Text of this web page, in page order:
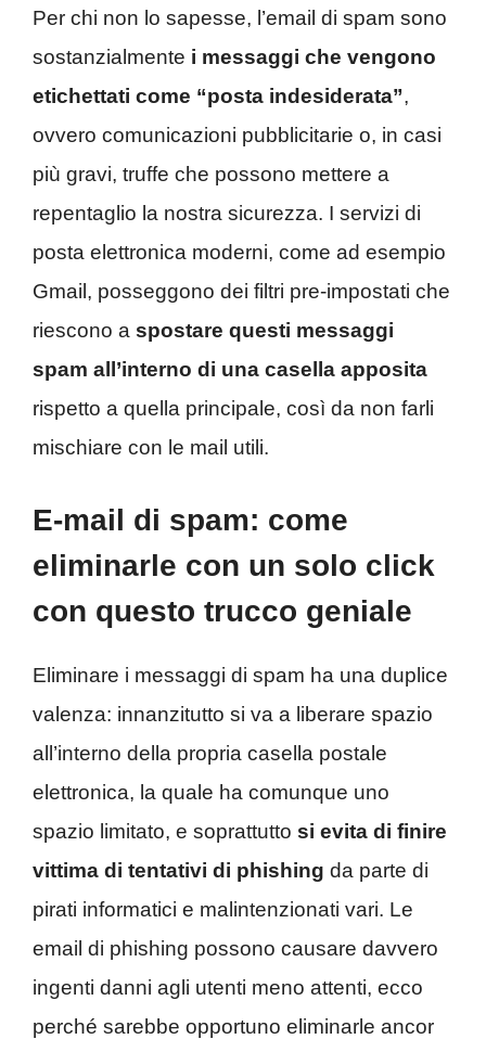
Per chi non lo sapesse, l’email di spam sono
sostanzialmente i messaggi che vengono
etichettati come “posta indesiderata”,
ovvero comunicazioni pubblicitarie o, in casi
più gravi, truffe che possono mettere a
repentaglio la nostra sicurezza. I servizi di
posta elettronica moderni, come ad esempio
Gmail, posseggono dei filtri pre-impostati che
riescono a spostare questi messaggi
spam all’interno di una casella apposita
rispetto a quella principale, così da non farli
mischiare con le mail utili.
E-mail di spam: come
eliminarle con un solo click
con questo trucco geniale
Eliminare i messaggi di spam ha una duplice
valenza: innanzitutto si va a liberare spazio
all’interno della propria casella postale
elettronica, la quale ha comunque uno
spazio limitato, e soprattutto si evita di finire
vittima di tentativi di phishing da parte di
pirati informatici e malintenzionati vari. Le
email di phishing possono causare davvero
ingenti danni agli utenti meno attenti, ecco
perché sarebbe opportuno eliminarle ancor